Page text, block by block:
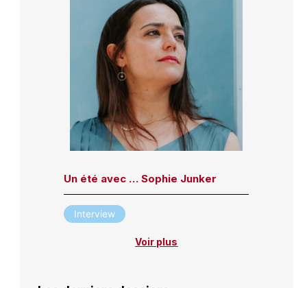
Un été avec … Sophie Junker
Interview
Voir plus